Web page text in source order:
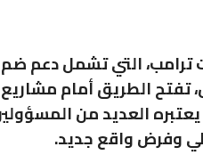
التي تشمل دعم ضم
تفتح الطريق أمام
العديد من
وفرض واقع جديد.